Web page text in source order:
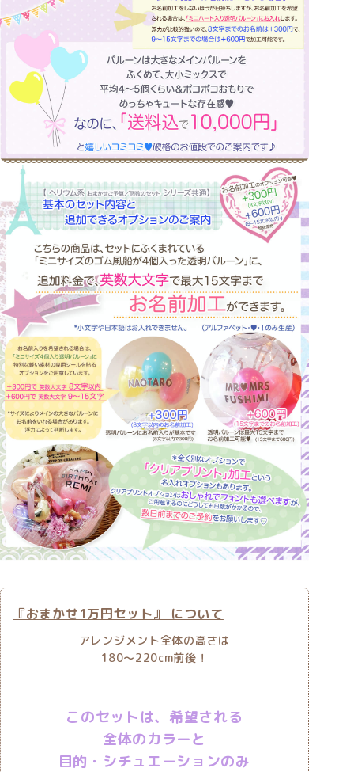
『おまかせ1万円セット』 について
アレンジメント全体の高さは
180〜220cm前後！
このセットは、希望される
全体のカラーと
目的・シチュエーションのみ